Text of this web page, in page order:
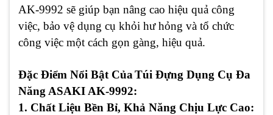
AK-9992 sẽ giúp bạn nâng cao hiệu quả công
việc, bảo vệ dụng cụ khỏi hư hỏng và tổ chức
công việc một cách gọn gàng, hiệu quả.
Đặc Điểm Nổi Bật CủaTúi Đựng Dụng Cụ Đa
Năng ASAKI AK-9992:
1. Chất Liệu Bền Bỉ, Khả Năng Chịu Lực Cao: